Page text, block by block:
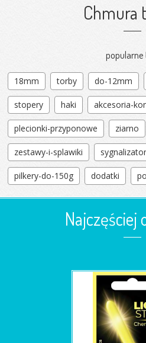
Chmura
popularne
18mm torby do-12mm
stopery haki akcesoria-
plecionki-przyponowe ziarno
zestawy-i-splawiki
pilkery-do-150g dodatki
Najczęściej